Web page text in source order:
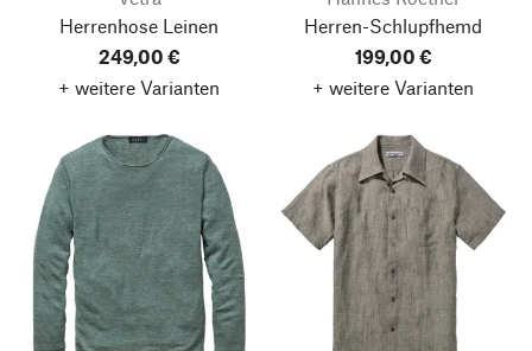
Herrenhose Leinen
249,00 €
+ weitere Varianten
Herren-Schlupfhemd
199,00 €
+ weitere Varianten